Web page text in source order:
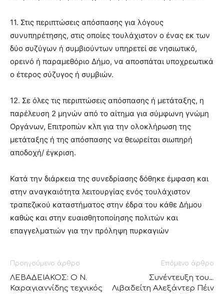
11. Στις περιπτώσεις απόσπασης για λόγους
συνυπηρέτησης, στις οποίες τουλάχιστον ο ένας εκ των
δύο συζύγων ή συμβιούντων υπηρετεί σε νησιωτικό,
ορεινό ή παραμεθόριο Δήμο, να αποσπάται υποχρεωτικά
ο έτερος σύζυγος ή συμβιών.
12. Σε όλες τις περιπτώσεις απόσπασης ή μετάταξης, η
παρέλευση 2 μηνών από το αίτημα για σύμφωνη γνώμη
Οργάνων, Επιτροπών κλπ για την ολοκλήρωση της
μετάταξης ή της απόσπασης να θεωρείται σιωπηρή
αποδοχή/ έγκριση.
Κατά την διάρκεια της συνεδρίασης δόθηκε έμφαση και
στην αναγκαιότητα λειτουργίας ενός τουλάχιστον
τραπεζικού καταστήματος στην έδρα του κάθε Δήμου
καθώς και στην ευαισθητοποίησης πολιτών και
επαγγελματιών για την πρόληψη πυρκαγιών
Προηγούμενο άρθρο
ΛΕΒΑΔΕΙΑΚΟΣ: Ο Ν.
Καραγιαννίδης τεχνικός
Επόμενο άρθρο
Συνέντευξη του…
Λιβαδείτη Αλεξάντερ Πέιν